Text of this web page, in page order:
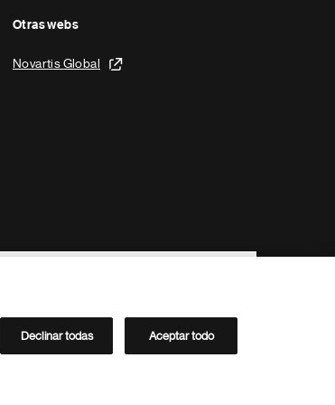
Otras webs
Novartis Global
Directorio de Novartis
Declinar todas Aceptar todo